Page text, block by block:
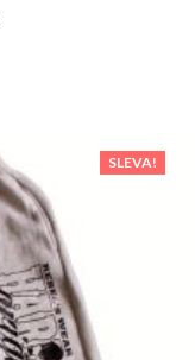
SLEVA!